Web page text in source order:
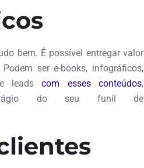
bem. É possível entregar valor
ser e-books, infográficos,
leadscom esses conteúdos,
do seu funil de